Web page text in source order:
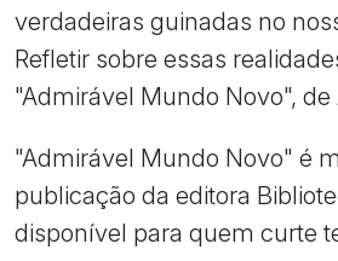
verdadeiras guinadas no
Refletir sobre essas
"Admirável Mundo Novo",
"Admirável Mundo Novo" é
publicação da editora
disponível para quem curte